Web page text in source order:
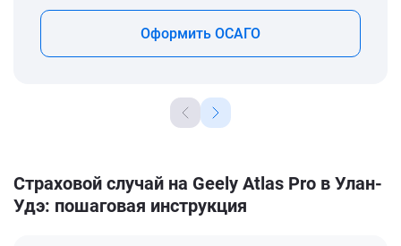
Оформить ОСАГО
Страховой случай на Geely Atlas Pro в Улан-
Удэ: пошаговая инструкция